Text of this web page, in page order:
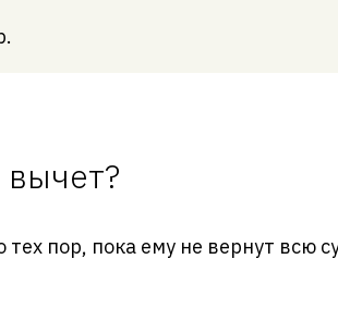
пор, пока ему не вернут всю